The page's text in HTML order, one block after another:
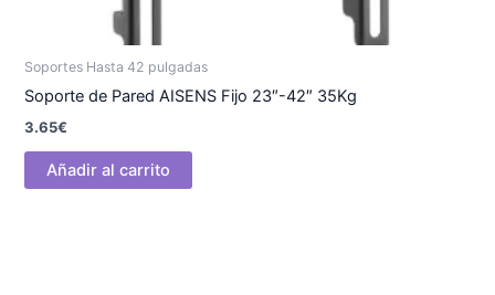
Soportes Hasta 42 pulgadas
Soporte de Pared AISENS Fijo 23″-42″ 35Kg
3.65€
Añadir al carrito